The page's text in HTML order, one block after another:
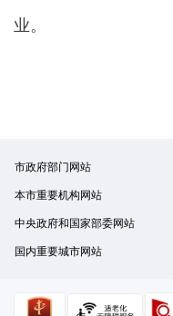
业。
市政府部门网站
本市重要机构网站
中央政府和国家部委网站
国内重要城市网站